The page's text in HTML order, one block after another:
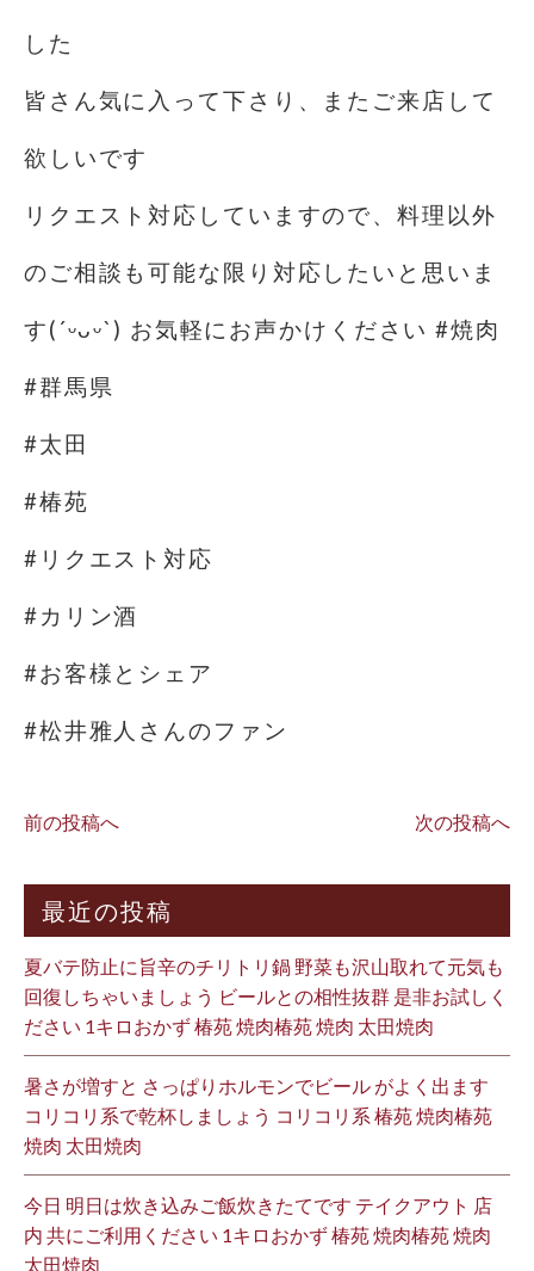
した
皆さん気に入って下さり、またご来店して
欲しいです
リクエスト対応していますので、料理以外
のご相談も可能な限り対応したいと思いま
す(´ᵕᴗᵕ`) お気軽にお声かけください #焼肉
#群馬県
#太田
#椿苑
#リクエスト対応
#カリン酒
#お客様とシェア
#松井雅人さんのファン
前の投稿へ 次の投稿へ
最近の投稿
夏バテ防止に旨辛のチリトリ鍋 野菜も沢山取れて元気も
回復しちゃいましょう ビールとの相性抜群 是非お試しく
ださい 1キロおかず 椿苑 焼肉椿苑 焼肉 太田焼肉
暑さが増すと さっぱりホルモンでビール がよく出ます
コリコリ系で乾杯しましょう コリコリ系 椿苑 焼肉椿苑
焼肉 太田焼肉
今日 明日は炊き込みご飯炊きたてです テイクアウト 店
内 共にご利用ください 1キロおかず 椿苑 焼肉椿苑 焼肉
太田焼肉